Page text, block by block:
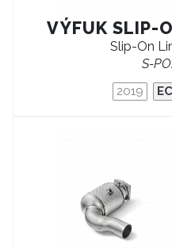
VÝFUK SLIP-
Slip-On
S-
2019